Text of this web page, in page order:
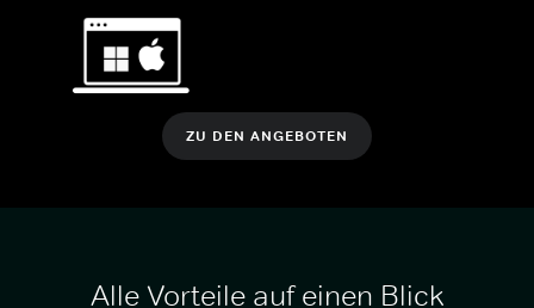
ZU DEN ANGEBOTEN
Alle Vorteile auf einen Blick